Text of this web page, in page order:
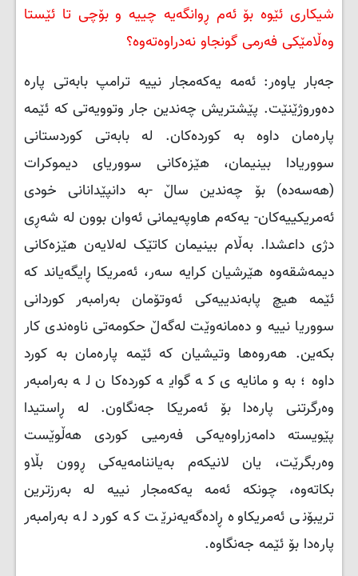
شیکاری ئێوە بۆ ئەم ڕوانگەیە چییە و بۆچی تا ئێستا
وەڵامێکی فەرمی گونجاو نه‌دراوەتەوە؟
جەبار یاوەر: ئەمە یەکەمجار نییە ترامپ بابەتی پارە
دەوروژێنێت. پێشتریش چەندین جار وتوویەتی کە ئێمە
پارەمان داوە بە کوردەکان. لە بابەتی کوردستانی
سووریادا بینیمان، هێزەکانی سووریای دیموکرات
(هەسەدە) بۆ چەندین ساڵ -بە دانپێدانانی خودی
ئەمریکییەکان- یەکەم هاوپەیمانی ئەوان بوون لە شەڕی
دژی داعشدا. بەڵام بینیمان کاتێک لەلایەن هێزەکانی
دیمەشقەوە هێرشیان کرایە سەر، ئەمریکا ڕایگەیاند کە
ئێمە هیچ پابەندییەکی ئەوتۆمان بەرامبەر کوردانی
سووریا نییە و دەمانەوێت لەگەڵ حکومەتی ناوەندی کار
بکەین. هەروەها وتیشیان کە ئێمە پارەمان بە کورد
داوە؛ بەو مانایەی کە گوایە کوردەکان لە بەرامبەر
وەرگرتنی پارەدا بۆ ئەمریکا جەنگاون. لە ڕاستیدا
پێویستە دامەزراوەیەکی فەرمیی کوردی هەڵوێست
وەربگرێت، یان لانیکەم بەیاننامەیەکی ڕوون بڵاو
بکاتەوە، چونکە ئەمە یەکەمجار نییە لە بەرزترین
تریبۆنی ئەمریکاوە ڕادەگەیەنرێت کە کورد لە بەرامبەر
پارەدا بۆ ئێمە جەنگاوە.